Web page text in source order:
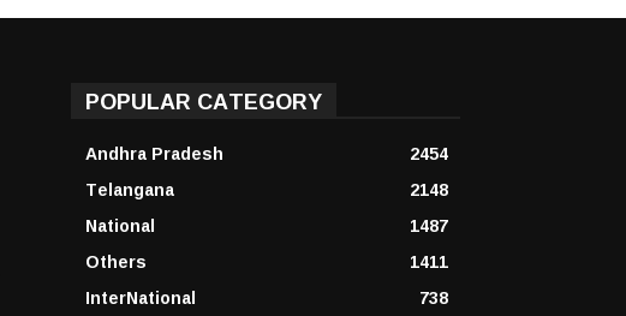
POPULAR CATEGORY
Andhra Pradesh
2454
Telangana
2148
National
1487
Others
1411
InterNational
738